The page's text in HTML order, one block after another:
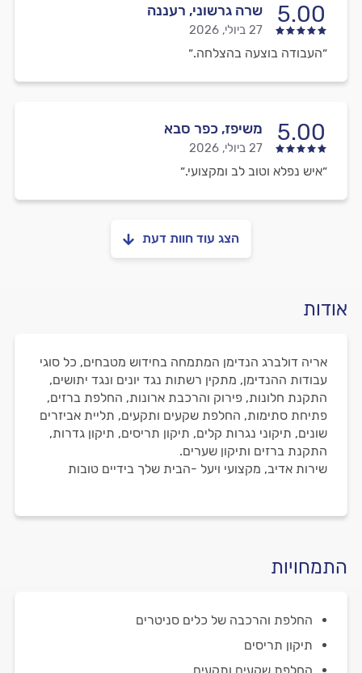
5.00 שרה גרשוני, רעננה
27 ביולי, 2026
״העבודה בוצעה בהצלחה.״
5.00 משיפז, כפר סבא
27 ביולי, 2026
״איש נפלא וטוב לב ומקצועי.״
הצג עוד חוות דעת
אודות
אריה דולברג הנדימן המתמחה בחידוש מטבחים, כל סוגי
עבודות ההנדימן, מתקין רשתות נגד יונים ונגד יתושים,
התקנת חלונות, פירוק והרכבת ארונות, החלפת ברזים,
פתיחת סתימות, החלפת שקעים ותקעים, תליית אביזרים
שונים, תיקוני נגרות קלים, תיקון תריסים, תיקון גדרות,
התקנת ברזים ותיקון שערים.
שירות אדיב, מקצועי ויעל -הבית שלך בידיים טובות
התמחויות
החלפת והרכבה של כלים סניטרים
תיקון תריסים